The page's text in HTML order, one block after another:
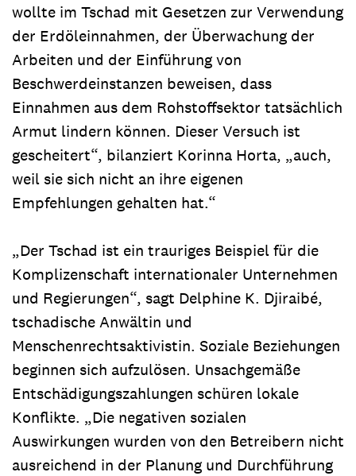
wollte im Tschad mit Gesetzen zur Verwendung
der Erdöleinnahmen, der Überwachung der
Arbeiten und der Einführung von
Beschwerdeinstanzen beweisen, dass
Einnahmen aus dem Rohstoffsektor tatsächlich
Armut lindern können. Dieser Versuch ist
gescheitert“, bilanziert Korinna Horta, „auch,
weil sie sich nicht an ihre eigenen
Empfehlungen gehalten hat.“
„Der Tschad ist ein trauriges Beispiel für die
Komplizenschaft internationaler Unternehmen
und Regierungen“, sagt Delphine K. Djiraibé,
tschadische Anwältin und
Menschenrechtsaktivistin. Soziale Beziehungen
beginnen sich aufzulösen. Unsachgemäße
Entschädigungszahlungen schüren lokale
Konflikte. „Die negativen sozialen
Auswirkungen wurden von den Betreibern nicht
ausreichend in der Planung und Durchführung